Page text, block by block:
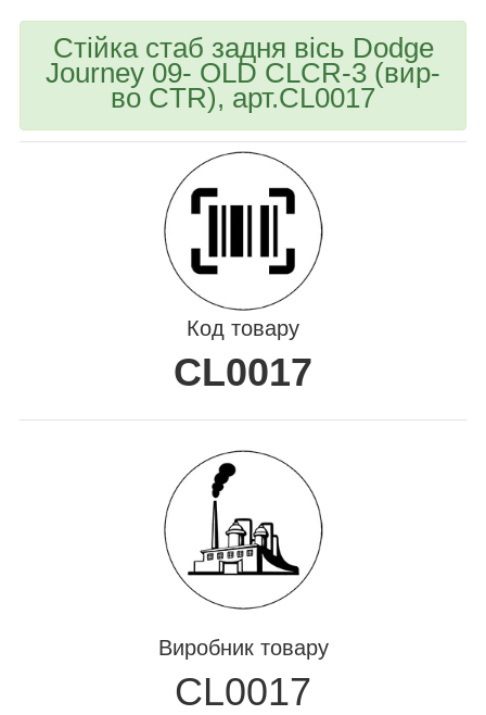
Стійка стаб задня вісь Dodge
Journey 09- OLD CLCR-3 (вир-
во CTR), арт.CL0017
Код товару
CL0017
Виробник товару
CL0017